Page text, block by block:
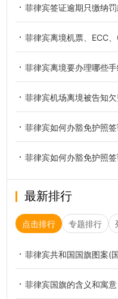
菲律宾签证逾期只缴纳罚款，不
菲律宾离境机票、ECC、OTL 三者衔接
菲律宾离境要办理哪些手续
菲律宾机场离境被告知欠费无法出境
菲律宾如何办豁免护照签证：
菲律宾如何办豁免护照签证：
最新排行
点击排行 专题排行
菲律宾共和国国旗图案(
菲律宾国旗的含义和寓意